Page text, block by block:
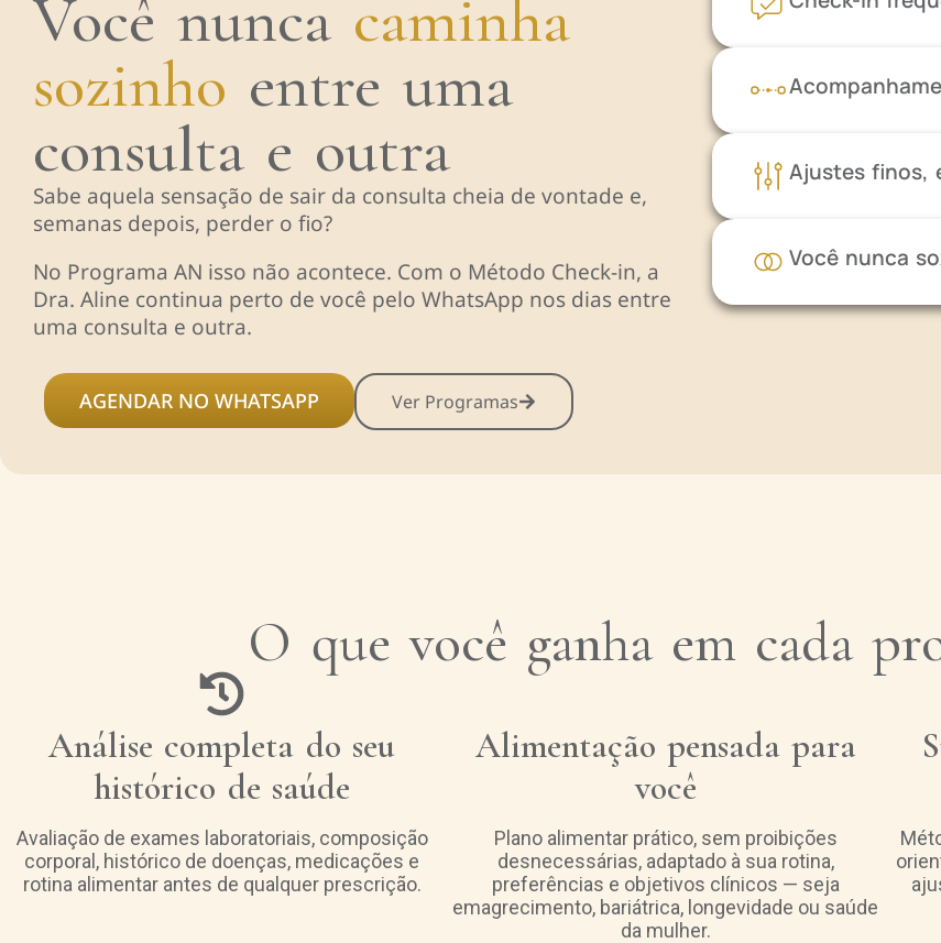
Você nuncacaminha
sozinho entre uma
consulta e outra
Sabe aquela sensação de sair da consulta cheia de vontade e,
semanas depois, perder o fio?
No Programa AN isso não acontece. Com o Método Check-in, a
Dra. Aline continua perto de você pelo WhatsApp nos dias entre
uma consulta e outra.
AGENDAR NO WHATSAPP Ver Programas
Ajustes finos,
Você nunca
O que você ganha em cada
Análise completa do seu
histórico de saúde
Avaliação de exames laboratoriais, composição
corporal, histórico de doenças, medicações e
rotina alimentar antes de qualquer prescrição.
Alimentação pensada para
você
Plano alimentar prático, sem proibições
desnecessárias, adaptado à sua rotina,
preferências e objetivos clínicos — seja
emagrecimento, bariátrica, longevidade ou saúde
da mulher.